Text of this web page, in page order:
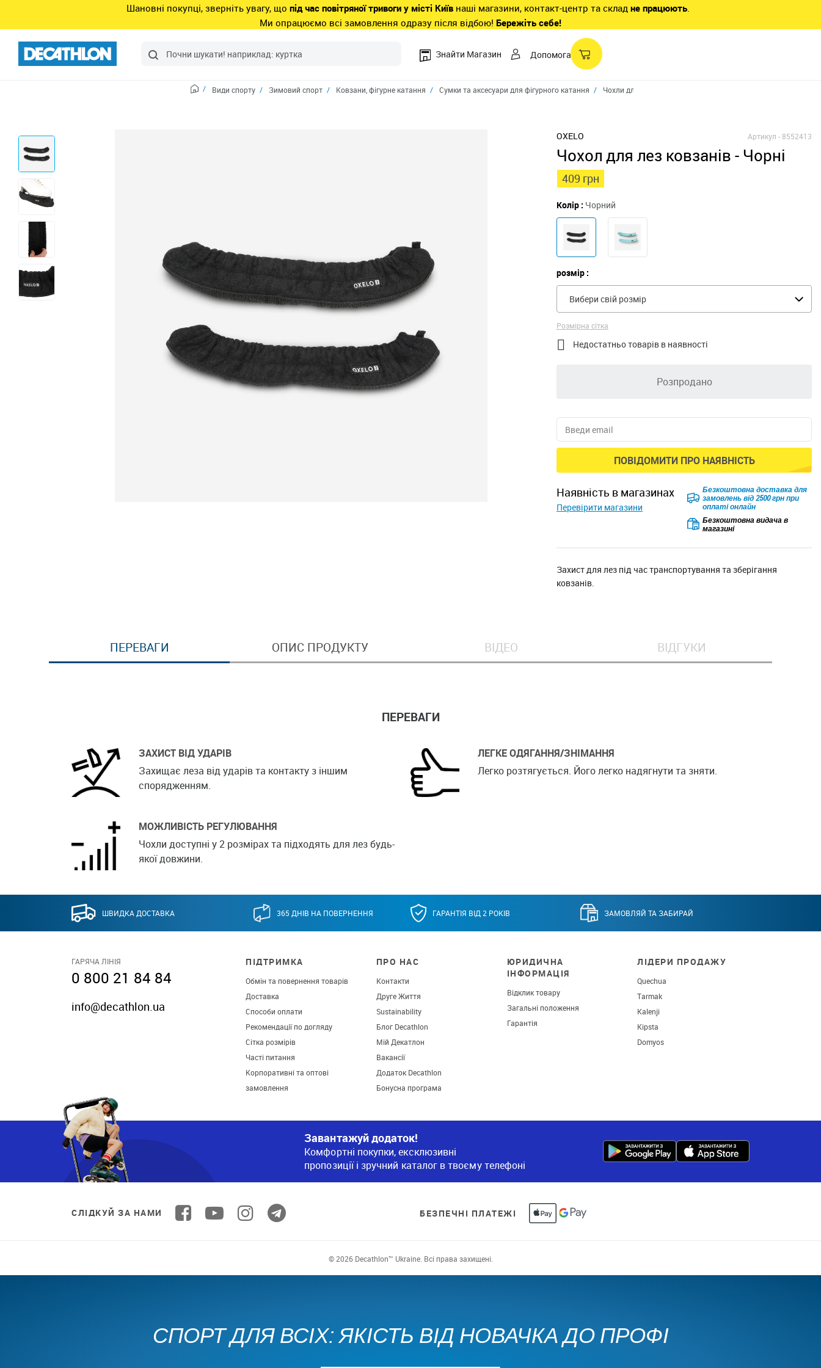
Шановні покупці, зверніть увагу, що під час повітряної тривоги у місті Київ наші магазини, контакт-центр та склад не працюють.
Ми опрацюємо всі замовлення одразу після відбою! Бережіть себе!
Знайти Магазин Допомога
Види спорту Зимовий спорт Ковзани, фігурне катання Сумки та аксесуари для фігурного катання Чохли для ковзанів
OXELO Артикул -8552413
Чохол для лез ковзанів - Чорні
409 грн
Колір : Чорний
розмір :
Вибери свій розмір
Розмірна сітка
 Недостатньо товарів в наявності
Розпродано
ПОВІДОМИТИ ПРО НАЯВНІСТЬ
наявність в магазинах
Перевірити магазини
Безкоштовна доставка для
замовлень від 2500 грн при
оплаті онлайн
Безкоштовна видача в
магазині
Захист для лез під час транспортування та зберігання
ковзанів.
ПЕРЕВАГИ ОПИС ПРОДУКТУ ВІДЕО ВІДГУКИ
ПЕРЕВАГИ
ЗАХИСТ ВІД УДАРІВ
Захищає леза від ударів та контакту з іншим
спорядженням.
ЛЕГКЕ ОДЯГАННЯ/ЗНІМАННЯ
Легко розтягується. Його легко надягнути та зняти.
МОЖЛИВІСТЬ РЕГУЛЮВАННЯ
Чохли доступні у 2 розмірах та підходять для лез будь-
якої довжини.
ШВИДКА ДОСТАВКА 365 ДНІВ НА ПОВЕРНЕННЯ ГАРАНТІЯ ВІД 2 РОКІВ ЗАМОВЛЯЙ ТА ЗАБИРАЙ
ГАРЯЧА ЛІНІЯ
0 800 21 84 84
info@decathlon.ua
ПІДТРИМКА
Обмін та повернення товарів
Доставка
Способи оплати
Рекомендації по догляду
Сітка розмірів
Часті питання
Корпоративні та оптові
замовлення
ПРО НАС
Контакти
Друге Життя
Sustainability
Блог Decathlon
Мій Декатлон
Вакансії
Додаток Decathlon
Бонусна програма
ЮРИДИЧНА
ІНФОРМАЦІЯ
Відклик товару
Загальні положення
Гарантія
ЛІДЕРИ ПРОДАЖУ
Quechua
Tarmak
Kalenji
Kipsta
Domyos
Завантажуй додаток!
Комфортні покупки, ексклюзивні
пропозиції і зручний каталог в твоєму телефоні
СЛІДКУЙ ЗА НАМИ БЕЗПЕЧНІ ПЛАТЕЖІ
© 2026 Decathlon™ Ukraine. Всі права захищені.
СПОРТ ДЛЯ ВСІХ: ЯКІСТЬ ВІД НОВАЧКА ДО ПРОФІ